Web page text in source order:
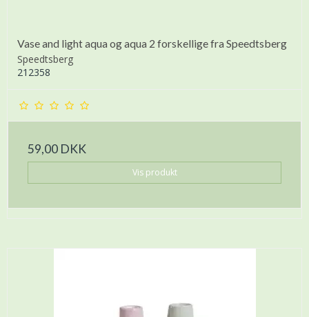
Vase and light aqua og aqua 2 forskellige fra Speedtsberg
Speedtsberg
212358
59,00 DKK
Vis produkt